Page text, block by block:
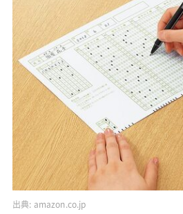
出典: amazon.co.jp